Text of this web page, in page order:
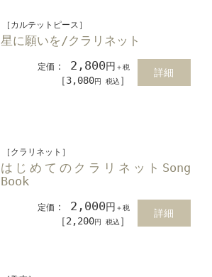
［カルテットピース］
星に願いを/クラリネット
定価 ： 2,800円 ＋税
［3,080円 税込 ］
詳細
［クラリネット］
はじめてのクラリネットSong
Book
定価 ： 2,000円 ＋税
［2,200円 税込 ］
詳細